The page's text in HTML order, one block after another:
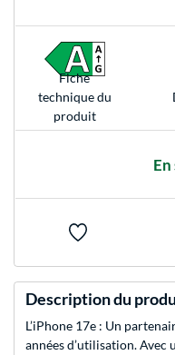
Fiche
technique du
produit
Description du
L’iPhone 17e : Un
années d’utilisation.